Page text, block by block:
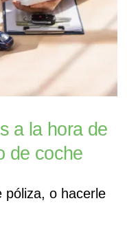
a la hora de
de coche
póliza, o hacerle